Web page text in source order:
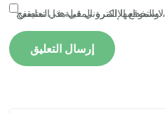
احفظ اسمي، بريدي الإلكتروني، والموقع الإلكتروني في هذا المتصفح لاستخدامها المرة المقبلة في تعليقي.